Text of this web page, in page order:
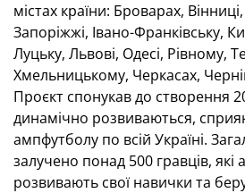
містах країни: Броварах,
Запоріжжі, Івано-Франківську,
Луцьку, Львові, Одесі, Рівному,
Хмельницькому, Черкасах,
Проєкт спонукав до створення
динамічно розвиваються,
ампфутболу по всій Україні.
залучено понад 500 гравців, які
розвивають свої навички та